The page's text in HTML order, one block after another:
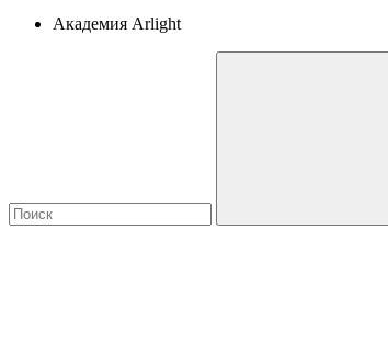
Академия Arlight